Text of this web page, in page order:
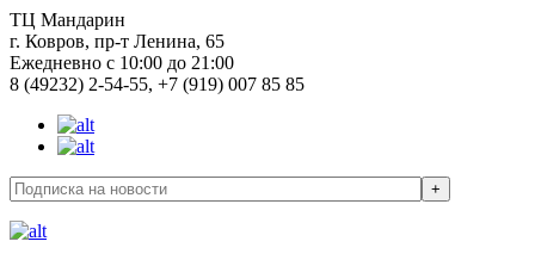
ТЦ Мандарин
г. Ковров, пр-т Ленина, 65
Ежедневно с 10:00 до 21:00
8 (49232) 2-54-55, +7 (919) 007 85 85